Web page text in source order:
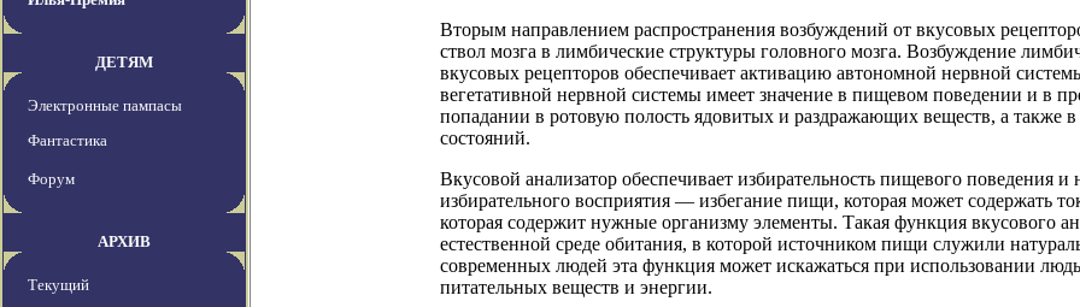
ДЕТЯМ
Электронные пампасы
Фантастика
Форум
АРХИВ
Текущий
Вторым направлением распространения возбуждений от вкусовых
ствол мозга в лимбические структуры головного мозга. Возбуждение
вкусовых рецепторов обеспечивает активацию автономной нервной
вегетативной нервной системы имеет значение в пищевом поведении и в
попадании в ротовую полость ядовитых и раздражающих веществ, а также
состояний.
Вкусовой анализатор обеспечивает избирательность пищевого поведения
избирательного восприятия — избегание пищи, которая может содержать
которая содержит нужные организму элементы. Такая функция вкусового
естественной среде обитания, в которой источником пищи служили
современных людей эта функция может искажаться при использовании
питательных веществ и энергии.